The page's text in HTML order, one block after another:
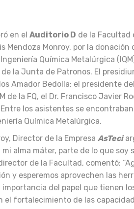
en el Auditorio D de la Facultad
Mendoza Monroy, por la
Química Metalúrgica
de la Junta de Patronos. El
Amador Bedolla; el presidente
de la FQ, el Dr. Francisco Javier
Entre los asistentes se
Química Metalúrgica.
Director de la Empresa AsTeci
alma máter, parte de lo que soy
de la Facultad, comentó:
y esperemos aprovechen las
del papel que tienen
el fortalecimiento de las